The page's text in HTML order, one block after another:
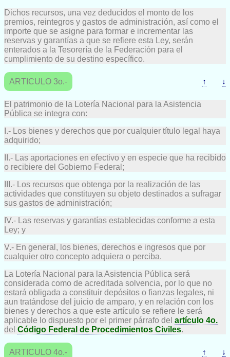
Dichos recursos, una vez deducidos el monto de los
premios, reintegros y gastos de administración, así como el
importe que se asigne para formar e incrementar las
reservas y garantías a que se refiere esta Ley, serán
enterados a la Tesorería de la Federación para el
cumplimiento de su destino específico.
ARTICULO 3o.- ↑ ↓
El patrimonio de la Lotería Nacional para la Asistencia
Pública se integra con:
I.- Los bienes y derechos que por cualquier título legal haya
adquirido;
II.- Las aportaciones en efectivo y en especie que ha recibido
o recibiere del Gobierno Federal;
III.- Los recursos que obtenga por la realización de las
actividades que constituyen su objeto destinados a sufragar
sus gastos de administración;
IV.- Las reservas y garantías establecidas conforme a esta
Ley; y
V.- En general, los bienes, derechos e ingresos que por
cualquier otro concepto adquiera o perciba.
La Lotería Nacional para la Asistencia Pública será
considerada como de acreditada solvencia, por lo que no
estará obligada a constituir depósitos o fianzas legales, ni
aun tratándose del juicio de amparo, y en relación con los
bienes y derechos a que este artículo se refiere le será
aplicable lo dispuesto por el primer párrafo del artículo 4o.
del Código Federal de Procedimientos Civiles.
ARTICULO 4o.- ↑ ↓